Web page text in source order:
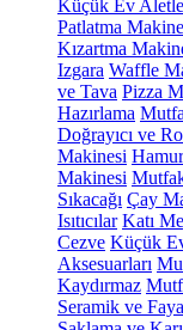
Küçük Ev
Patlatma
Kızartma
Izgara Waffle
ve Tava Pizza
Hazırlama
Doğrayıcı ve
Makinesi
Makinesi
Sıkacağı Çay
Isıtıcılar Katı
Cezve Küçük
Aksesuarları
Kaydırmaz
Seramik ve